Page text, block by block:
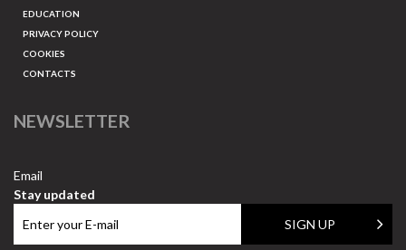
EDUCATION
PRIVACY POLICY
COOKIES
CONTACTS
NEWSLETTER
Email
Stay updated